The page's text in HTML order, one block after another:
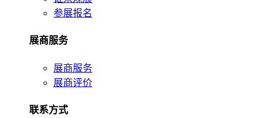
参展报名
展商服务
展商服务
展商评价
联系方式